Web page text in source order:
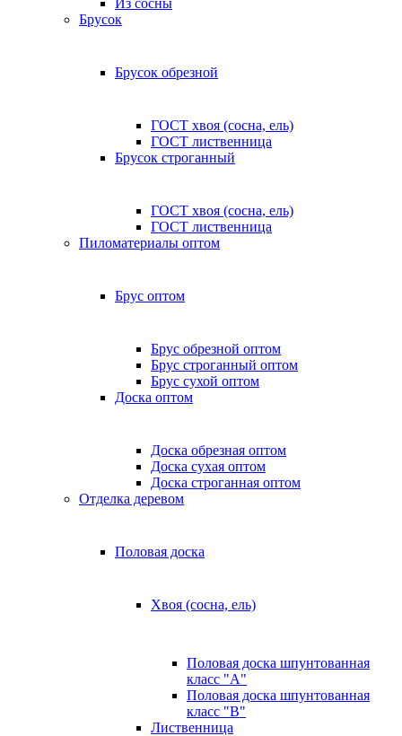
Из сосны
Брусок
Брусок обрезной
ГОСТ хвоя (сосна, ель)
ГОСТ лиственница
Брусок строганный
ГОСТ хвоя (сосна, ель)
ГОСТ лиственница
Пиломатериалы оптом
Брус оптом
Брус обрезной оптом
Брус строганный оптом
Брус сухой оптом
Доска оптом
Доска обрезная оптом
Доска сухая оптом
Доска строганная оптом
Отделка деревом
Половая доска
Хвоя (сосна, ель)
Половая доска шпунтованная
класс "А"
Половая доска шпунтованная
класс "B"
Лиственница